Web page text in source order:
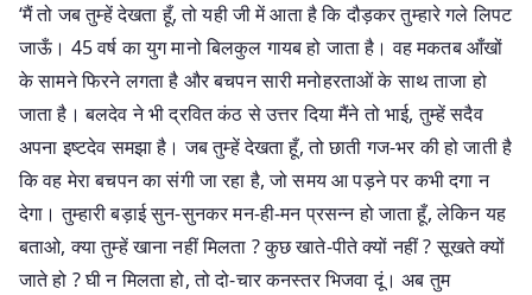
‘मैं तो जब तुम्हें देखता हूँ, तो यही जी में आता है कि दौड़कर तुम्हारे गले लिपट
जाऊँ। 45 वर्ष का युग मानो बिलकुल गायब हो जाता है। वह मकतब आँखों
के सामने फिरने लगता है और बचपन सारी मनोहरताओं के साथ ताजा हो
जाता है। बलदेव ने भी द्रवित कंठ से उत्तर दिया मैंने तो भाई, तुम्हें सदैव
अपना इष्टदेव समझा है। जब तुम्हें देखता हूँ, तो छाती गज-भर की हो जाती है
कि वह मेरा बचपन का संगी जा रहा है, जो समय आ पड़ने पर कभी दगा न
देगा। तुम्हारी बड़ाई सुन-सुनकर मन-ही-मन प्रसन्न हो जाता हूँ, लेकिन यह
बताओ, क्या तुम्हें खाना नहीं मिलता ? कुछ खाते-पीते क्यों नहीं ? सूखते क्यों
जाते हो ? घी न मिलता हो, तो दो-चार कनस्तर भिजवा दूं। अब तुम